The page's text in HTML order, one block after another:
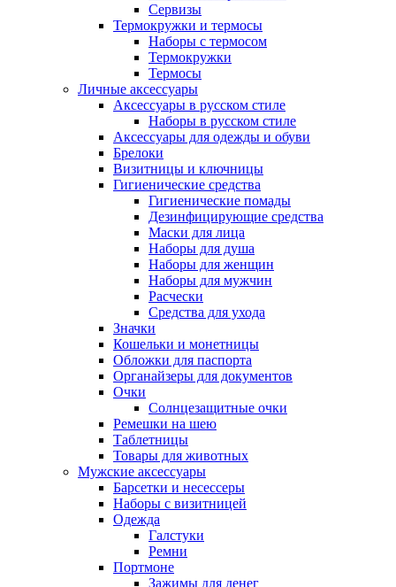
Сервизы
Термокружки и термосы
Наборы с термосом
Термокружки
Термосы
Личные аксессуары
Аксессуары в русском стиле
Наборы в русском стиле
Аксессуары для одежды и обуви
Брелоки
Визитницы и ключницы
Гигиенические средства
Гигиенические помады
Дезинфицирующие средства
Маски для лица
Наборы для душа
Наборы для женщин
Наборы для мужчин
Расчески
Средства для ухода
Значки
Кошельки и монетницы
Обложки для паспорта
Органайзеры для документов
Очки
Солнцезащитные очки
Ремешки на шею
Таблетницы
Товары для животных
Мужские аксессуары
Барсетки и несессеры
Наборы с визитницей
Одежда
Галстуки
Ремни
Портмоне
Зажимы для денег